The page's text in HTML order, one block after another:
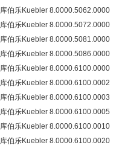
库伯乐Kuebler 8.0000.5062.0000
库伯乐Kuebler 8.0000.5072.0000
库伯乐Kuebler 8.0000.5081.0000
库伯乐Kuebler 8.0000.5086.0000
库伯乐Kuebler 8.0000.6100.0000
库伯乐Kuebler 8.0000.6100.0002
库伯乐Kuebler 8.0000.6100.0003
库伯乐Kuebler 8.0000.6100.0005
库伯乐Kuebler 8.0000.6100.0010
库伯乐Kuebler 8.0000.6100.0020